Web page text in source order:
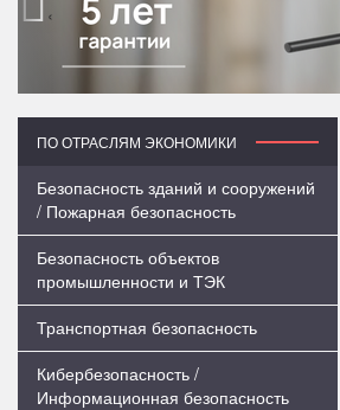
‹
ПО ОТРАСЛЯМ ЭКОНОМИКИ
Безопасность зданий и сооружений
/ Пожарная безопасность
Безопасность объектов
промышленности и ТЭК
Транспортная безопасность
Кибербезопасность /
Информационная безопасность